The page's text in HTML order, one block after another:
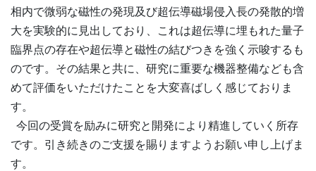
相内で微弱な磁性の発現及び超伝導磁場侵入長の発散的増
大を実験的に見出しており、これは超伝導に埋もれた量子
臨界点の存在や超伝導と磁性の結びつきを強く示唆するも
のです。その結果と共に、研究に重要な機器整備なども含
めて評価をいただけたことを大変喜ばしく感じておりま
す。
今回の受賞を励みに研究と開発により精進していく所存
です。引き続きのご支援を賜りますようお願い申し上げま
す。